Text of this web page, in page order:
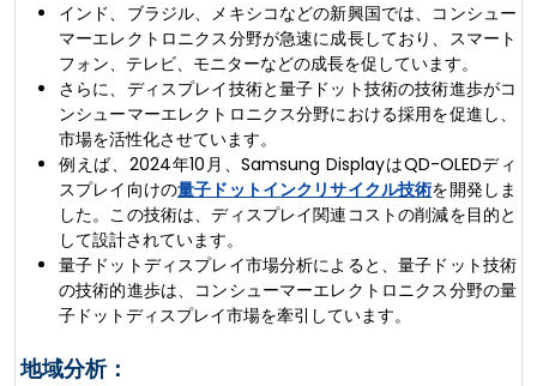
インド、ブラジル、メキシコなどの新興国では、コンシュー
マーエレクトロニクス分野が急速に成長しており、スマート
フォン、テレビ、モニターなどの成長を促しています。
さらに、ディスプレイ技術と量子ドット技術の技術進歩がコ
ンシューマーエレクトロニクス分野における採用を促進し、
市場を活性化させています。
例えば、2024年10月、Samsung DisplayはQD-OLEDディ
スプレイ向けの量子ドットインクリサイクル技術を開発しま
した。この技術は、ディスプレイ関連コストの削減を目的と
して設計されています。
量子ドットディスプレイ市場分析によると、量子ドット技術
の技術的進歩は、コンシューマーエレクトロニクス分野の量
子ドットディスプレイ市場を牽引しています。
地域分析：